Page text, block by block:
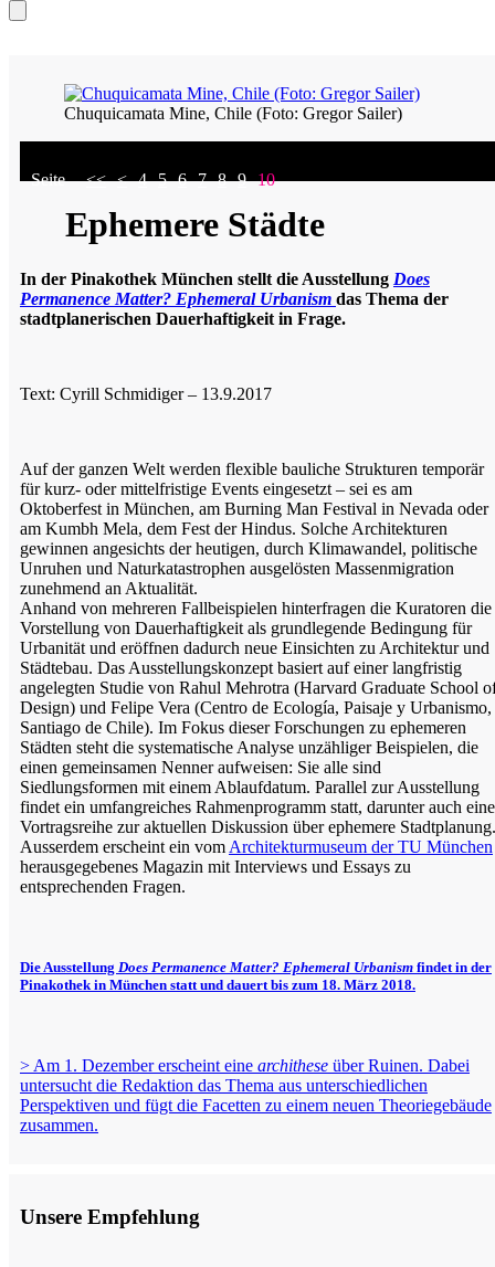
Chuquicamata Mine, Chile (Foto: Gregor Sailer)
Seite << < 4 5 6 7 8 9 10
Ephemere Städte
In der Pinakothek München stellt die Ausstellung Does
Permanence Matter? Ephemeral Urbanism das Thema der
stadtplanerischen Dauerhaftigkeit in Frage.
Text: Cyrill Schmidiger – 13.9.2017
Auf der ganzen Welt werden flexible bauliche Strukturen temporär
für kurz- oder mittelfristige Events eingesetzt – sei es am
Oktoberfest in München, am Burning Man Festival in Nevada oder
am Kumbh Mela, dem Fest der Hindus. Solche Architekturen
gewinnen angesichts der heutigen, durch Klimawandel, politische
Unruhen und Naturkatastrophen ausgelösten Massenmigration
zunehmend an Aktualität.
Anhand von mehreren Fallbeispielen hinterfragen die Kuratoren die
Vorstellung von Dauerhaftigkeit als grundlegende Bedingung für
Urbanität und eröffnen dadurch neue Einsichten zu Architektur und
Städtebau. Das Ausstellungskonzept basiert auf einer langfristig
angelegten Studie von Rahul Mehrotra (Harvard Graduate School
Design) und Felipe Vera (Centro de Ecología, Paisaje y Urbanismo,
Santiago de Chile). Im Fokus dieser Forschungen zu ephemeren
Städten steht die systematische Analyse unzähliger Beispielen, die
einen gemeinsamen Nenner aufweisen: Sie alle sind
Siedlungsformen mit einem Ablaufdatum. Parallel zur Ausstellung
findet ein umfangreiches Rahmenprogramm statt, darunter auch eine
Vortragsreihe zur aktuellen Diskussion über ephemere Stadtplanung.
Ausserdem erscheint ein vom Architekturmuseum der TU München
herausgegebenes Magazin mit Interviews und Essays zu
entsprechenden Fragen.
Die Ausstellung Does Permanence Matter? Ephemeral Urbanism findet in der
Pinakothek in München statt und dauert bis zum 18. März 2018.
> Am 1. Dezember erscheint eine archithese über Ruinen. Dabei
untersucht die Redaktion das Thema aus unterschiedlichen
Perspektiven und fügt die Facetten zu einem neuen Theoriegebäude
zusammen.
Unsere Empfehlung